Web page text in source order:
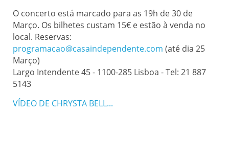
O concerto está marcado para as 19h de 30 de
Março. Os bilhetes custam 15€ e estão à venda no
local. Reservas:
programacao@casaindependente.com (até dia 25
Março)
Largo Intendente 45 - 1100-285 Lisboa - Tel: 21 887
5143
VÍDEO DE CHRYSTA BELL...